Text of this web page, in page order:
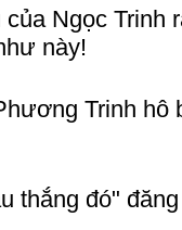
Ngọc Trinh
này!
Trinh hô
thắng đó"